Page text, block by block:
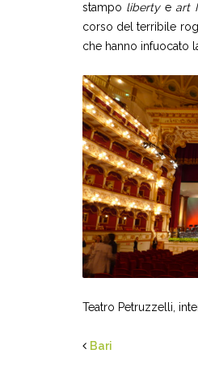
stampo libertye art
corso del terribile
che hanno infuocato
Teatro Petruzzelli,
Bari